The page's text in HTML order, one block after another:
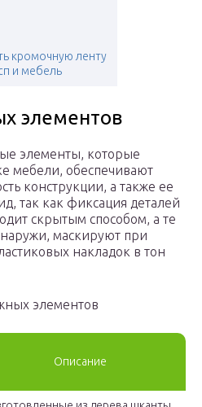
кромочную ленту
и мебель
элементов
элементы, которые
мебели, обеспечивают
конструкции, а также ее
так как фиксация деталей
скрытым способом, а те
маскируют при
накладок в тон
элементов
Описание